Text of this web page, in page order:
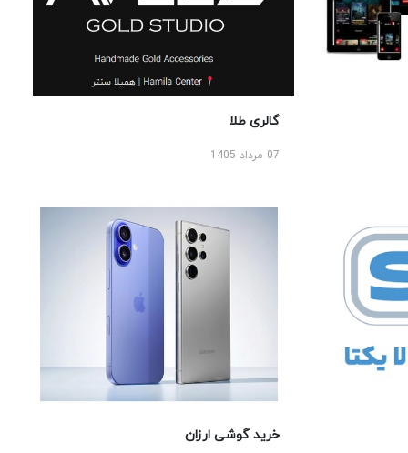
گالری طلا
07 مرداد 1405
خرید گوشی ارزان